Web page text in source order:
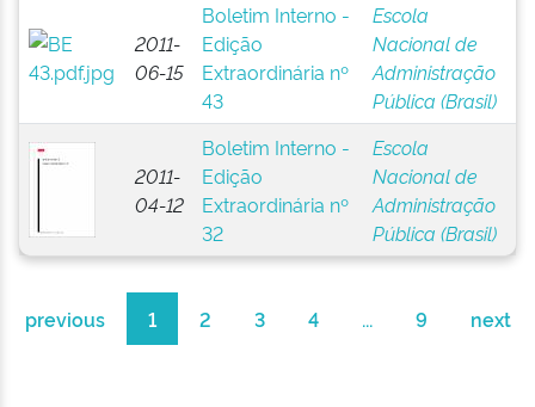
2011-
06-15
Boletim Interno -
Edição
Extraordinária nº
43
Escola
Nacional de
Administração
Pública (Brasil)
2011-
04-12
Boletim Interno -
Edição
Extraordinária nº
32
Escola
Nacional de
Administração
Pública (Brasil)
previous 1 2 3 4 ... 9 next